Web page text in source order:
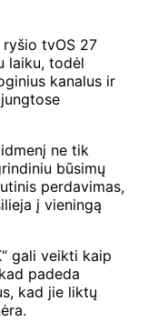
tvOS 27
laiku, todėl
kanalus ir
ne tik
būsimų
perdavimas,
į vieningą
gali veikti kaip
padeda
kad jie liktų